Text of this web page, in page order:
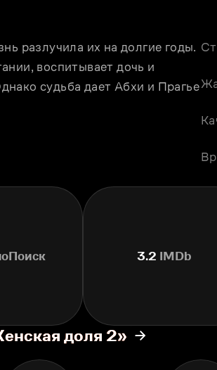
разлучила их на долгие годы.
воспитывает дочь и
судьба дает Абхи и Прагье
3.2 IMDb
доля 2»